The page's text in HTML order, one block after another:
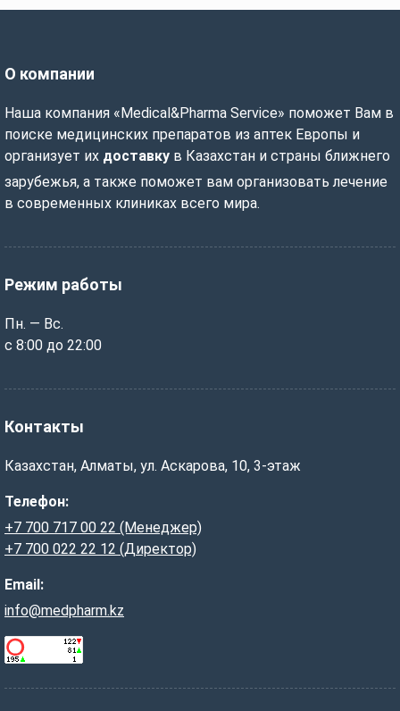
О компании
Наша компания «Medical&Pharma Service» поможет Вам в
поиске медицинских препаратов из аптек Европы и
организует их доставку в Казахстан и страны ближнего
зарубежья, а также поможет вам организовать лечение
в современных клиниках всего мира.
Режим работы
Пн. — Вс.
с 8:00 до 22:00
Контакты
Казахстан, Алматы, ул. Аскарова, 10, 3-этаж
Телефон:
+7 700 717 00 22 (Менеджер)
+7 700 022 22 12 (Директор)
Email:
info@medpharm.kz